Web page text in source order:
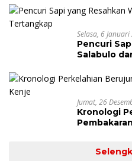
Selasa, 6
Pencuri
Salabulo
Jumat, 26
Kronologi